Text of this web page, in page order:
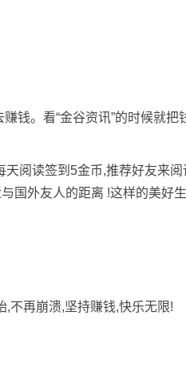
钱。看“金谷资讯”的时候就
阅读签到5金币,推荐好友来
国外友人的距离 !这样的美好
不再崩溃,坚持赚钱,快乐无限!